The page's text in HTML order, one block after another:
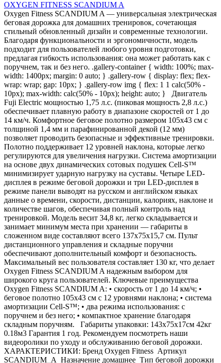
OXYGEN FITNESS SCANDIUM A
Oxygen Fitness SCANDIUM A — универсальная электрическая
беговая дорожка для домашних тренировок, сочетающая
стильный обновленный дизайн и современные технологии.
Благодаря функциональности и эргономичности, модель
подходит для пользователей любого уровня подготовки,
предлагая гибкость использования: она может работать как с
поручнем, так и без него. .gallery-container { width: 100%; max-
width: 1400px; margin: 0 auto; } .gallery-row { display: flex; flex-
wrap: wrap; gap: 10px; } .gallery-row img { flex: 1 1 calc(50% -
10px); max-width: calc(50% - 10px); height: auto; } Двигатель
Fuji Electric мощностью 1,75 л.с. (пиковая мощность 2,8 л.с.)
обеспечивает плавную работу в диапазоне скоростей от 1 до
14 км/ч. Комфортное беговое полотно размером 105х43 см с
толщиной 1,4 мм и парафинированной декой (12 мм)
позволяет проводить безопасные и эффективные тренировки.
Полотно поддерживает 12 уровней наклона, которые легко
регулируются для увеличения нагрузки. Система амортизации
на основе двух динамических сотовых подушек Cell-S™
минимизирует ударную нагрузку на суставы. Четыре LED-
дисплея в режиме беговой дорожки и три LED-дисплея в
режиме панели выводят на русском и английском языках
данные о времени, скорости, дистанции, калориях, наклоне и
количестве шагов, обеспечивая полный контроль над
тренировкой. Модель весит 34,8 кг, легко складывается и
занимает минимум места при хранении — габариты в
сложенном виде составляют всего 137х75х15,7 см. Пульт
дистанционного управления и складные поручни
обеспечивают дополнительный комфорт и безопасность.
Максимальный вес пользователя составляет 130 кг, что делает
Oxygen Fitness SCANDIUM A надежным выбором для
широкого круга пользователей. Ключевые преимущества
Oxygen Fitness SCANDIUM A: • скорость от 1 до 14 км/ч; •
беговое полотно 105х43 см с 12 уровнями наклона; • система
амортизации Cell-S™; • два режима использования: с
поручнем и без него; • компактное хранение благодаря
складным поручням. Габариты упаковки: 143х75х17см 42кг
0.18м3 Гарантия 1 год. Рекомендуем посмотреть наши
видеоролики по уходу и обслуживанию беговой дорожки.
ХАРАКТЕРИСТИКИ: Бренд Oxygen Fitness Артикул
SCANDIUM_A Назначение домашнее Тип беговой дорожки